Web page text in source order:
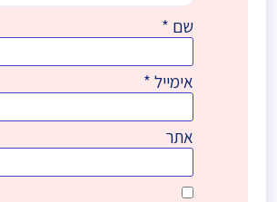
שם *
אימייל *
אתר